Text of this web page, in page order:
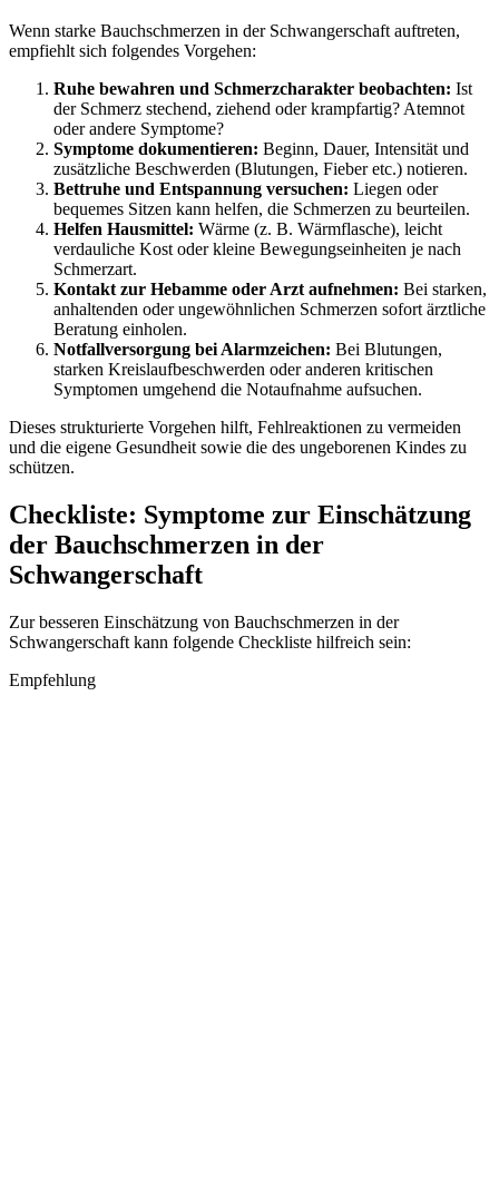
Wenn starke Bauchschmerzen in der Schwangerschaft auftreten,
empfiehlt sich folgendes Vorgehen:
Ruhe bewahren und Schmerzcharakter beobachten: Ist
der Schmerz stechend, ziehend oder krampfartig? Atemnot
oder andere Symptome?
Symptome dokumentieren: Beginn, Dauer, Intensität und
zusätzliche Beschwerden (Blutungen, Fieber etc.) notieren.
Bettruhe und Entspannung versuchen: Liegen oder
bequemes Sitzen kann helfen, die Schmerzen zu beurteilen.
Helfen Hausmittel: Wärme (z. B. Wärmflasche), leicht
verdauliche Kost oder kleine Bewegungseinheiten je nach
Schmerzart.
Kontakt zur Hebamme oder Arzt aufnehmen: Bei starken,
anhaltenden oder ungewöhnlichen Schmerzen sofort ärztliche
Beratung einholen.
Notfallversorgung bei Alarmzeichen: Bei Blutungen,
starken Kreislaufbeschwerden oder anderen kritischen
Symptomen umgehend die Notaufnahme aufsuchen.
Dieses strukturierte Vorgehen hilft, Fehlreaktionen zu vermeiden
und die eigene Gesundheit sowie die des ungeborenen Kindes zu
schützen.
Checkliste: Symptome zur Einschätzung
der Bauchschmerzen in der
Schwangerschaft
Zur besseren Einschätzung von Bauchschmerzen in der
Schwangerschaft kann folgende Checkliste hilfreich sein:
Empfehlung